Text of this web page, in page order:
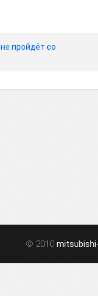
пройдёт со
© 2010